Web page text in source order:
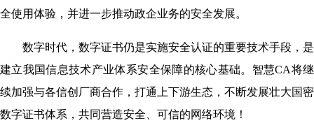
全使用体验，并进一步推动政企业务的安全发展。
数字时代，数字证书仍是实施安全认证的重要技术手段，是
建立我国信息技术产业体系安全保障的核心基础。智慧CA将继
续加强与各信创厂商合作，打通上下游生态，不断发展壮大国密
数字证书体系，共同营造安全、可信的网络环境！